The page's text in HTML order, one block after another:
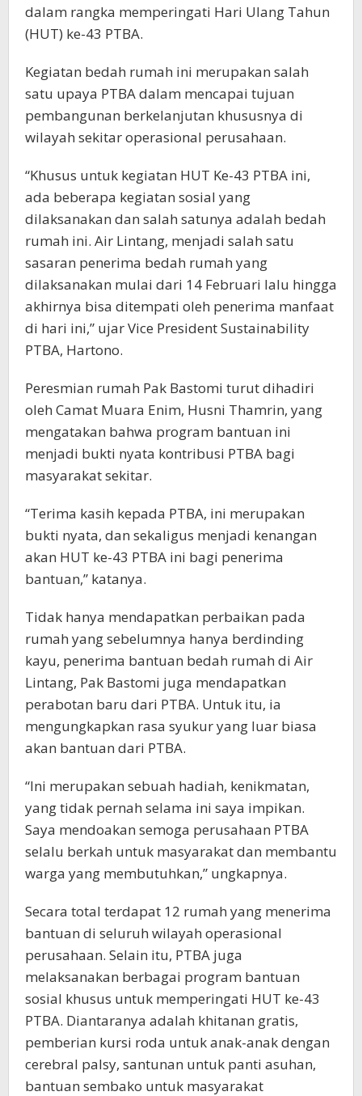
dalam rangka memperingati Hari Ulang Tahun
(HUT) ke-43 PTBA.
Kegiatan bedah rumah ini merupakan salah
satu upaya PTBA dalam mencapai tujuan
pembangunan berkelanjutan khususnya di
wilayah sekitar operasional perusahaan.
“Khusus untuk kegiatan HUT Ke-43 PTBA ini,
ada beberapa kegiatan sosial yang
dilaksanakan dan salah satunya adalah bedah
rumah ini. Air Lintang, menjadi salah satu
sasaran penerima bedah rumah yang
dilaksanakan mulai dari 14 Februari lalu hingga
akhirnya bisa ditempati oleh penerima manfaat
di hari ini,” ujar Vice President Sustainability
PTBA, Hartono.
Peresmian rumah Pak Bastomi turut dihadiri
oleh Camat Muara Enim, Husni Thamrin, yang
mengatakan bahwa program bantuan ini
menjadi bukti nyata kontribusi PTBA bagi
masyarakat sekitar.
“Terima kasih kepada PTBA, ini merupakan
bukti nyata, dan sekaligus menjadi kenangan
akan HUT ke-43 PTBA ini bagi penerima
bantuan,” katanya.
Tidak hanya mendapatkan perbaikan pada
rumah yang sebelumnya hanya berdinding
kayu, penerima bantuan bedah rumah di Air
Lintang, Pak Bastomi juga mendapatkan
perabotan baru dari PTBA. Untuk itu, ia
mengungkapkan rasa syukur yang luar biasa
akan bantuan dari PTBA.
“Ini merupakan sebuah hadiah, kenikmatan,
yang tidak pernah selama ini saya impikan.
Saya mendoakan semoga perusahaan PTBA
selalu berkah untuk masyarakat dan membantu
warga yang membutuhkan,” ungkapnya.
Secara total terdapat 12 rumah yang menerima
bantuan di seluruh wilayah operasional
perusahaan. Selain itu, PTBA juga
melaksanakan berbagai program bantuan
sosial khusus untuk memperingati HUT ke-43
PTBA. Diantaranya adalah khitanan gratis,
pemberian kursi roda untuk anak-anak dengan
cerebral palsy, santunan untuk panti asuhan,
bantuan sembako untuk masyarakat